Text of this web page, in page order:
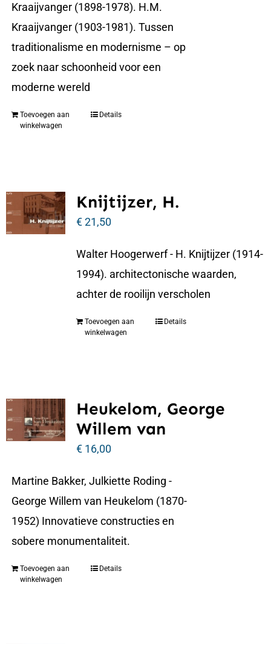
Kraaijvanger (1898-1978). H.M.
Kraaijvanger (1903-1981). Tussen
traditionalisme en modernisme – op
zoek naar schoonheid voor een
moderne wereld
Toevoegen aan
winkelwagen
Details
Knijtijzer, H.
€21,50
Walter Hoogerwerf - H. Knijtijzer (1914-
1994). architectonische waarden,
achter de rooilijn verscholen
Toevoegen aan
winkelwagen
Details
Heukelom, George
Willem van
€16,00
Martine Bakker, Julkiette Roding -
George Willem van Heukelom (1870-
1952) Innovatieve constructies en
sobere monumentaliteit.
Toevoegen aan
winkelwagen
Details